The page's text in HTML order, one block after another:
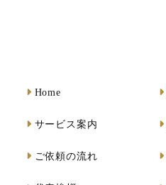
Home
サービス案内
ご依頼の流れ